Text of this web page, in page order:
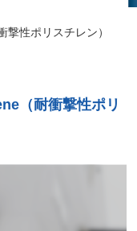
性ポリスチレン）
（耐衝撃性ポリ